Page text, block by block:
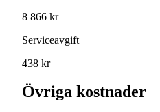
8 866 kr
Serviceavgift
438 kr
Övriga kostnader